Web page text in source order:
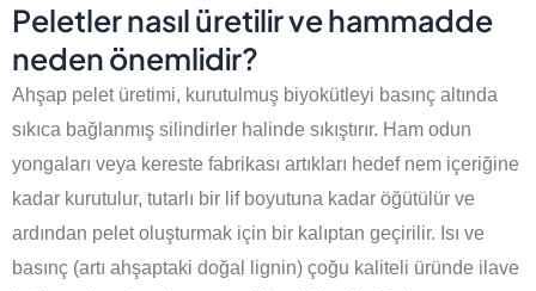
Peletler nasıl üretilir ve hammadde
neden önemlidir?
Ahşap pelet üretimi, kurutulmuş biyokütleyi basınç altında
sıkıca bağlanmış silindirler halinde sıkıştırır. Ham odun
yongaları veya kereste fabrikası artıkları hedef nem içeriğine
kadar kurutulur, tutarlı bir lif boyutuna kadar öğütülür ve
ardından pelet oluşturmak için bir kalıptan geçirilir. Isı ve
basınç (artı ahşaptaki doğal lignin) çoğu kaliteli üründe ilave